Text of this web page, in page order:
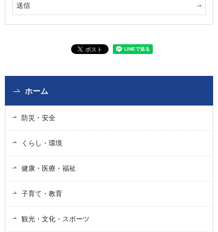
ホーム
防災・安全
くらし・環境
健康・医療・福祉
子育て・教育
観光・文化・スポーツ